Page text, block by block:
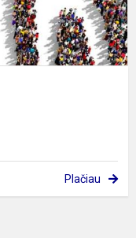
Plačiau